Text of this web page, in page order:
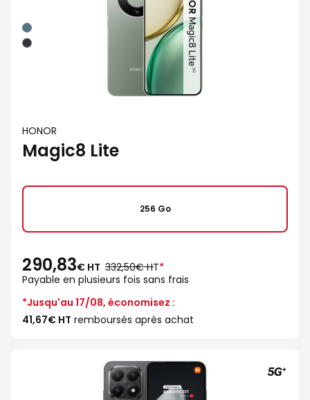
Vert
Noir
HONOR
Magic8 Lite
256 Go
290,83€ HT au
lieu
de
332,50€ HT*
Payable en plusieurs fois sans frais
*Jusqu'au 17/08, économisez :
41,67€ HT remboursés après achat